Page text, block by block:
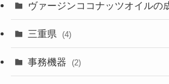
ヴァージンココナッツオイルの
三重県 (4)
事務機器 (2)